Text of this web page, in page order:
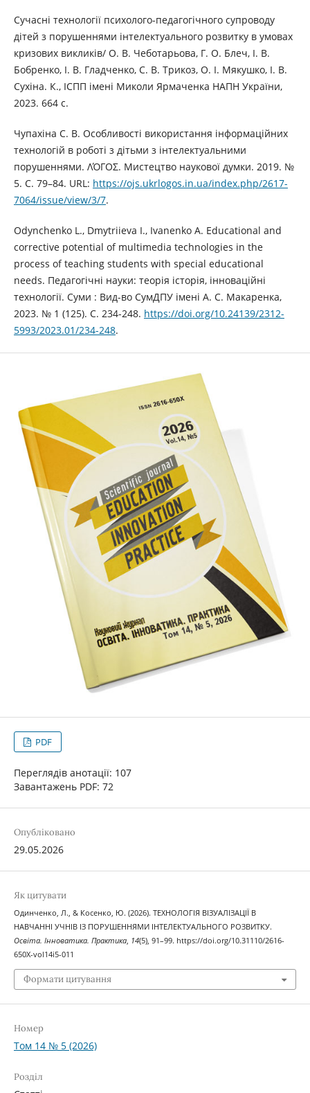
Сучасні технології психолого-педагогічного супроводу
дітей з порушеннями інтелектуального розвитку в умовах
кризових викликів/ О. В. Чеботарьова, Г. О. Блеч, І. В.
Бобренко, І. В. Гладченко, С. В. Трикоз, О. І. Мякушко, І. В.
Сухіна. К., ІСПП імені Миколи Ярмаченка НАПН України,
2023. 664 с.
Чупахіна С. В. Особливості використання інформаційних
технологій в роботі з дітьми з інтелектуальними
порушеннями. ΛΌГOΣ. Мистецтво наукової думки. 2019. №
5. С. 79–84. URL: https://ojs.ukrlogos.in.ua/index.php/2617-
7064/issue/view/3/7.
Odynchenko L., Dmytriieva I., Ivanenko A. Educational and
corrective potential of multimedia technologies in the
process of teaching students with special educational
needs. Педагогічні науки: теорія історія, інноваційні
технології. Суми : Вид-во СумДПУ імені А. С. Макаренка,
2023. № 1 (125). С. 234-248. https://doi.org/10.24139/2312-
5993/2023.01/234-248.
PDF
Переглядів анотації: 107
Завантажень PDF: 72
Опубліковано
29.05.2026
Як цитувати
Одинченко, Л., & Косенко, Ю. (2026). ТЕХНОЛОГІЯ ВІЗУАЛІЗАЦІЇ В
НАВЧАННІ УЧНІВ ІЗ ПОРУШЕННЯМИ ІНТЕЛЕКТУАЛЬНОГО РОЗВИТКУ.
Освіта. Інноватика. Практика, 14(5), 91–99. https://doi.org/10.31110/2616-
650X-vol14i5-011
Формати цитування
Номер
Том 14 № 5 (2026)
Розділ